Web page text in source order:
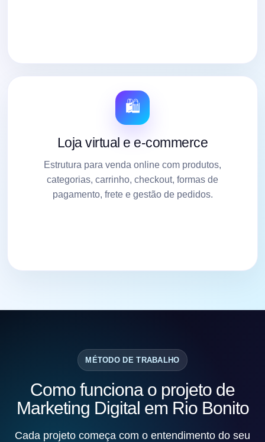
🛍️
Loja virtual e e-commerce
Estrutura para venda online com produtos,
categorias, carrinho, checkout, formas de
pagamento, frete e gestão de pedidos.
MÉTODO DE TRABALHO
Como funciona o projeto de
Marketing Digital em Rio Bonito
Cada projeto começa com o entendimento do seu